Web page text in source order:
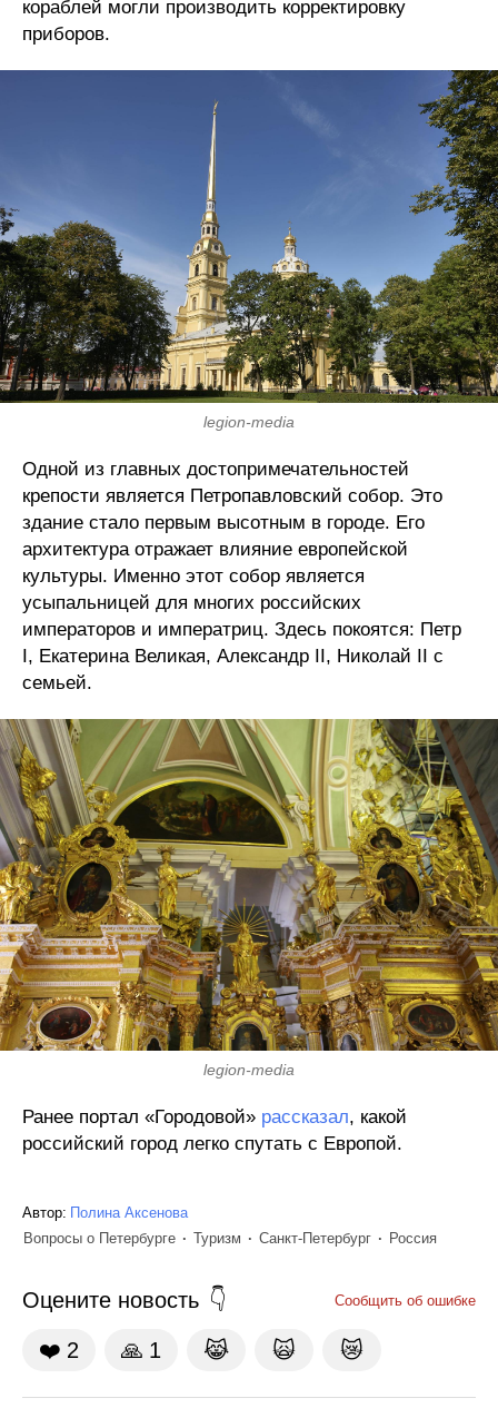
кораблей могли производить корректировку
приборов.
legion-media
Одной из главных достопримечательностей
крепости является Петропавловский собор. Это
здание стало первым высотным в городе. Его
архитектура отражает влияние европейской
культуры. Именно этот собор является
усыпальницей для многих российских
императоров и императриц. Здесь покоятся: Петр
I, Екатерина Великая, Александр II, Николай II с
семьей.
legion-media
Ранее портал «Городовой» рассказал, какой
российский город легко спутать с Европой.
Автор: Полина Аксенова
Вопросы о Петербурге
Туризм Санкт-Петербург Россия
Оцените новость Сообщить об ошибке
❤️ 2 🙏 1 😹 🙀 😿